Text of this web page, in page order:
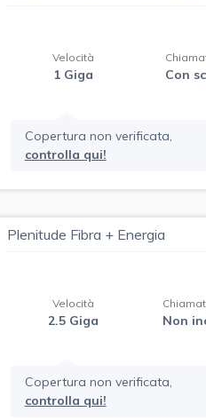
Velocità
1 Giga Con
Copertura non verificata,
controlla qui!
Plenitude Fibra + Energia
Velocità
2.5 Giga Non
Copertura non verificata,
controlla qui!